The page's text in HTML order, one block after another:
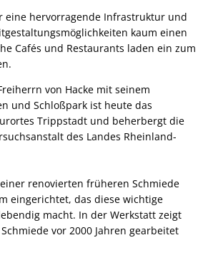
eine hervorragende Infrastruktur und
kaum einen
Cafés und Restaurants laden ein zum
von Hacke mit seinem
und Schloßpark ist heute das
Trippstadt und beherbergt die
des Landes Rheinland-
renovierten früheren Schmiede
eingerichtet, das diese wichtige
macht. In der Werkstatt zeigt
vor 2000 Jahren gearbeitet